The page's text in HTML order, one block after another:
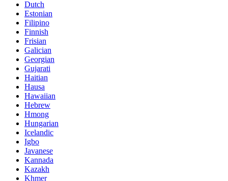
Dutch
Estonian
Filipino
Finnish
Frisian
Galician
Georgian
Gujarati
Haitian
Hausa
Hawaiian
Hebrew
Hmong
Hungarian
Icelandic
Igbo
Javanese
Kannada
Kazakh
Khmer